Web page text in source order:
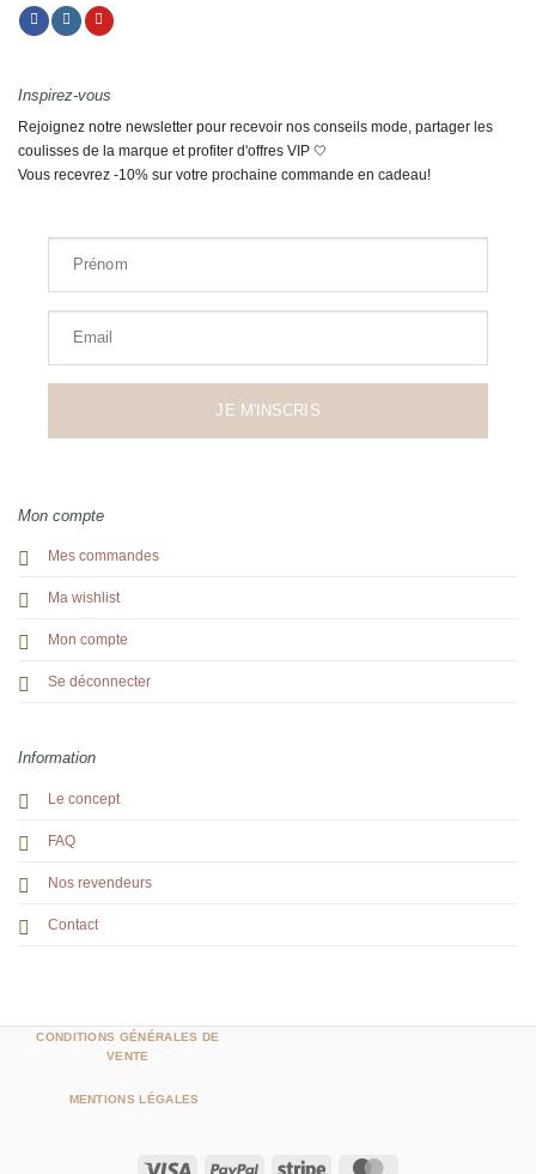
Mon compte
Mes commandes
Ma wishlist
Mon compte
Se déconnecter
Information
Le concept
FAQ
Nos revendeurs
Contact
Inspirez-vous
Rejoignez notre newsletter pour recevoir nos conseils mode, partager les
coulisses de la marque et profiter d'offres VIP 🤍
Vous recevrez -10% sur votre prochaine commande en cadeau!
Prénom
Email
JE M'INSCRIS
Visa PayPal Stripe
CONDITIONS GÉNÉRALES DE
VENTE
MENTIONS LÉGALES